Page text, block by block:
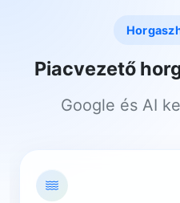
Piacvezető
Google és AI